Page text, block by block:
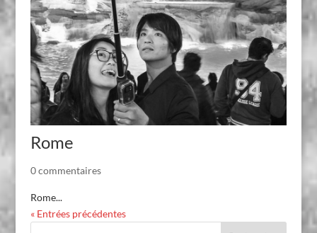
Rome
0 commentaires
Rome...
« Entrées précédentes